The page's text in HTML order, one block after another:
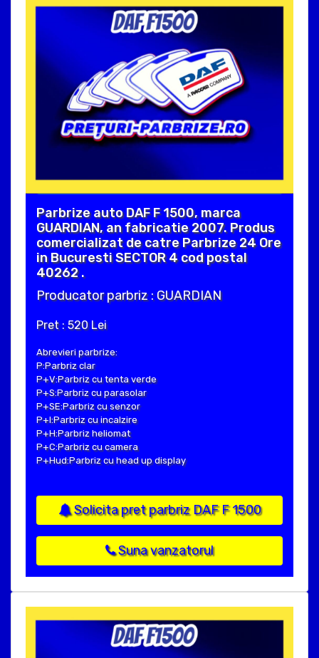
Parbrize auto DAF F 1500, marca
GUARDIAN, an fabricatie 2007. Produs
comercializat de catre Parbrize 24 Ore
in Bucuresti SECTOR 4 cod postal
40262 .
Producator parbriz : GUARDIAN
Pret : 520 Lei
Abrevieri parbrize:
P:Parbriz clar
P+V:Parbriz cu tenta verde
P+S:Parbriz cu parasolar
P+SE:Parbriz cu senzor
P+I:Parbriz cu incalzire
P+H:Parbriz heliomat
P+C:Parbriz cu camera
P+Hud:Parbriz cu head up display
Solicita pret parbriz DAF F 1500
Suna vanzatorul